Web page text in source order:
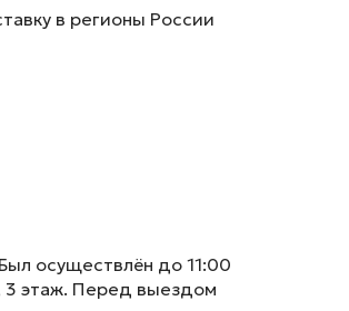
в регионы России
осуществлён до 11:00
3 этаж. Перед выездом